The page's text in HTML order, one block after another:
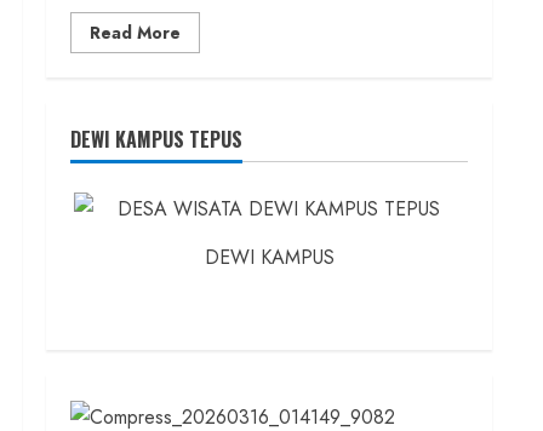
Read More
more
dan
Dokter
dan
DEWI KAMPUS TEPUS
DEWI KAMPUS